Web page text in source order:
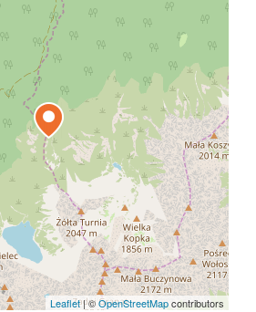
Leaflet|©OpenStreetMapcontributors